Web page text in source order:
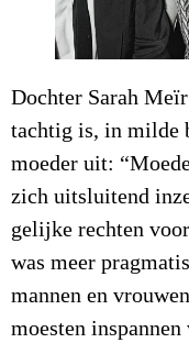
Dochter Sarah
tachtig is, in milde
moeder uit:
zich uitsluitend
gelijke rechten
was meer
mannen en
moesten